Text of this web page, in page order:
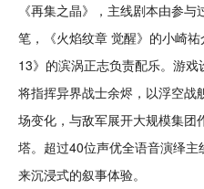
《再集之晶》，主线剧本由参与
笔，《火焰纹章 觉醒》的小崎
13》的滨涡正志负责配乐。游戏
将指挥异界战士余烬，以浮空战
场变化，与敌军展开大规模集团
塔。超过40位声优全语音演绎主
来沉浸式的叙事体验。